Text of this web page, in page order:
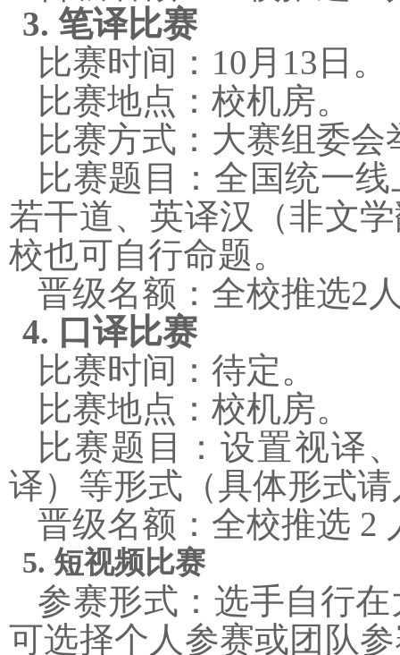
3.笔译比赛
比赛时间： 10 月 13 日。
比赛地点：校机房。
比赛方式：大赛组委
比赛题目：全国统一
若干道、英译汉（非文
校也可自行命题。
晋级名额：全校推选2
4. 口译比赛
比赛时间：待定。
比赛地点：校机房。
比赛题目：设置视译
译）等形式（具体形式
晋级名额：全校推选 2
5. 短视频比赛
参赛形式：选手自行
可选择个人参赛或团队